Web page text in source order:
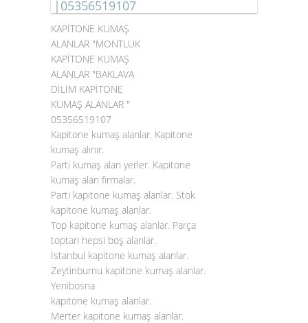
|05356519107
KAPİTONE KUMAŞ
ALANLAR "MONTLUK
KAPİTONE KUMAŞ
ALANLAR "BAKLAVA
DİLİM KAPİTONE
KUMAŞ ALANLAR "
05356519107
Kapitone kumaş alanlar. Kapitone
kumaş alınır.
Parti kumaş alan yerler. Kapitone
kumaş alan firmalar.
Parti kapitone kumaş alanlar. Stok
kapitone kumaş alanlar.
Top kapitone kumaş alanlar. Parça
toptan hepsi boş alanlar.
İstanbul kapitone kumaş alanlar.
Zeytinburnu kapitone kumaş alanlar.
Yenibosna
kapitone kumaş alanlar.
Merter kapitone kumaş alanlar.